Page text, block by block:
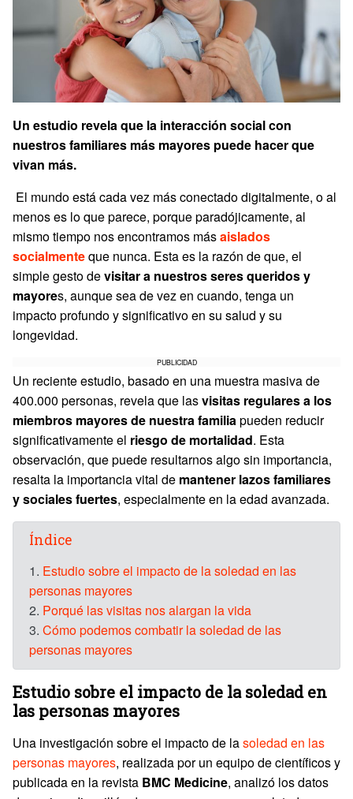
Un estudio revela que la interacción social con
nuestros familiares más mayores puede hacer que
vivan más.
El mundo está cada vez más conectado digitalmente, o al
menos es lo que parece, porque paradójicamente, al
mismo tiempo nos encontramos másaislados
socialmenteque nunca. Esta es la razón de que, el
simple gesto devisitar a nuestros seres queridos y
mayores, aunque sea de vez en cuando, tenga un
impacto profundo y significativo en su salud y su
longevidad.
PUBLICIDAD
Un reciente estudio, basado en una muestra masiva de
400.000 personas, revela que lasvisitas regulares a los
miembros mayores de nuestra familia pueden reducir
significativamente el riesgo de mortalidad. Esta
observación, que puede resultarnos algo sin importancia,
resalta la importancia vital de mantener lazos familiares
y sociales fuertes, especialmente en la edad avanzada.
Índice
1. Estudio sobre el impacto de la soledad en las
personas mayores
2. Porqué las visitas nos alargan la vida
3. Cómo podemos combatir la soledad de las
personas mayores
Estudio sobre el impacto de la soledad en
las personas mayores
Una investigación sobre el impacto de lasoledad en las
personas mayores, realizada por un equipo de científicos y
publicada en la revista BMC Medicine, analizó los datos